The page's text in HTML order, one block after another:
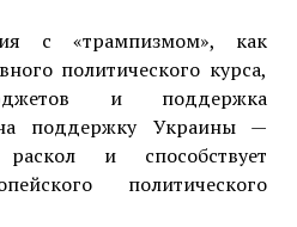
с «трампизмом», как
политического курса,
и поддержка
поддержку Украины —
и способствует
политического